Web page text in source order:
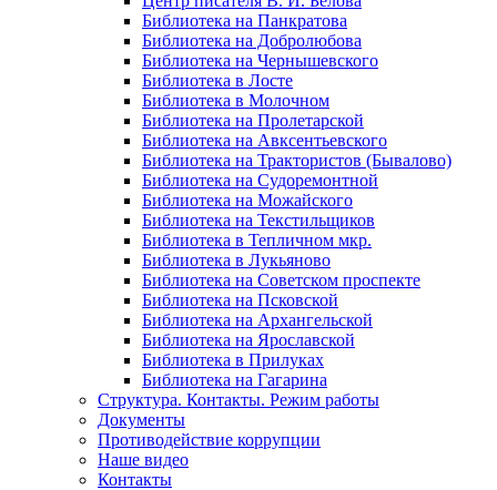
Библиотека на Панкратова
Библиотека на Добролюбова
Библиотека на Чернышевского
Библиотека в Лосте
Библиотека в Молочном
Библиотека на Пролетарской
Библиотека на Авксентьевского
Библиотека на Трактористов (Бывалово)
Библиотека на Судоремонтной
Библиотека на Можайского
Библиотека на Текстильщиков
Библиотека в Тепличном мкр.
Библиотека в Лукьяново
Библиотека на Советском проспекте
Библиотека на Псковской
Библиотека на Архангельской
Библиотека на Ярославской
Библиотека в Прилуках
Библиотека на Гагарина
Структура. Контакты. Режим работы
Документы
Противодействие коррупции
Наше видео
Контакты